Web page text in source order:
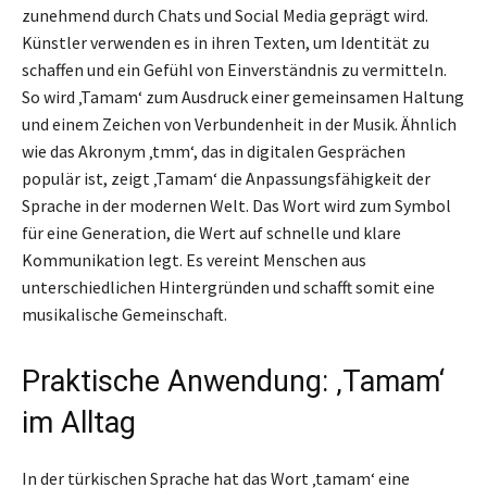
zunehmend durch Chats und Social Media geprägt wird.
Künstler verwenden es in ihren Texten, um Identität zu
schaffen und ein Gefühl von Einverständnis zu vermitteln.
So wird ‚Tamam‘ zum Ausdruck einer gemeinsamen Haltung
und einem Zeichen von Verbundenheit in der Musik. Ähnlich
wie das Akronym ‚tmm‘, das in digitalen Gesprächen
populär ist, zeigt ‚Tamam‘ die Anpassungsfähigkeit der
Sprache in der modernen Welt. Das Wort wird zum Symbol
für eine Generation, die Wert auf schnelle und klare
Kommunikation legt. Es vereint Menschen aus
unterschiedlichen Hintergründen und schafft somit eine
musikalische Gemeinschaft.
Praktische Anwendung: ‚Tamam‘
im Alltag
In der türkischen Sprache hat das Wort ‚tamam‘ eine